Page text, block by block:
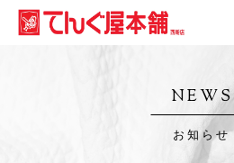
NEWS
お知らせ